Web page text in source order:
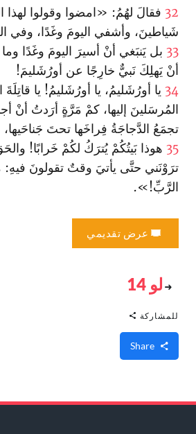
32 فقالَ لهُمُ: «امضوا وقولوا لهذا
شَياطينَ، وأشفي اليومَ وغَدًا، وفي
33 بل يَنبَغي أنْ أسيرَ اليومَ وغَدًا وما
أنْ يَهلِكَ نَبيٌّ خارِجًا عن أورُشَليمَ!
34 يا أورُشَليمُ، يا أورُشَليمُ! يا قاتِلَةَ
المُرسَلينَ إليها، كمْ مَرَّةٍ أرَدتُ أنْ
تجمَعُ الدَّجاجَةُ فِراخَها تحتَ جَناحَيها،
35 هوذا بَيتُكُمْ يُترَكُ لكُمْ خَرابًا!
ترَوْنَني حتَّى يأتيَ وقتٌ تقولونَ فيهِ:
الرَّبِّ!».
عرض تقديمي
لو 14
للمشاركة